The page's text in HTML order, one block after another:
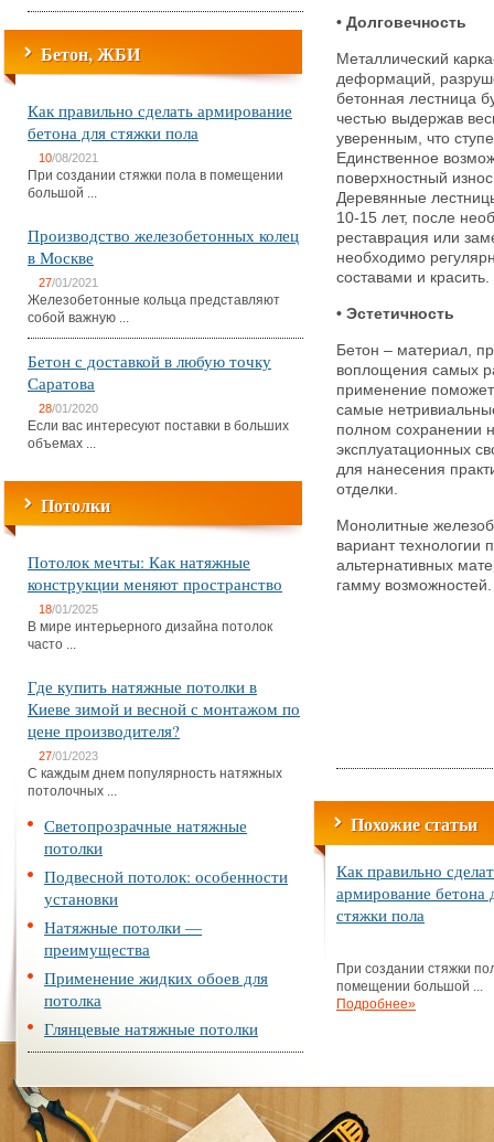
Бетон, ЖБИ
Как правильно сделать армирование
бетона для стяжки пола
10/08/2021
При создании стяжки пола в помещении
большой ...
Производство железобетонных колец
в Москве
27/01/2021
Железобетонные кольца представляют
собой важную ...
Бетон с доставкой в любую точку
Саратова
28/01/2020
Если вас интересуют поставки в больших
объемах ...
Потолки
Потолок мечты: Как натяжные
конструкции меняют пространство
18/01/2025
В мире интерьерного дизайна потолок
часто ...
Где купить натяжные потолки в
Киеве зимой и весной с монтажом по
цене производителя?
27/01/2023
С каждым днем популярность натяжных
потолочных ...
Светопрозрачные натяжные
потолки
Подвесной потолок: особенности
установки
Натяжные потолки —
преимущества
Применение жидких обоев для
потолка
Глянцевые натяжные потолки
• Долговечность
Металлический
деформаций,
бетонная лестница
честью выдержав
уверенным, что
Единственное
поверхностный
Деревянные
10-15 лет, после
реставрация или
необходимо
составами и красить.
• Эстетичность
Бетон – материал,
воплощения самых
применение поможет
самые
полном сохранении
эксплуатационных
для нанесения
отделки.
Монолитные
вариант технологии
альтернативных
гамму возможностей.
Похожие статьи
Как правильно
армирование бетона
стяжки пола
При создании стяжки
помещении большой ...
Подробнее»